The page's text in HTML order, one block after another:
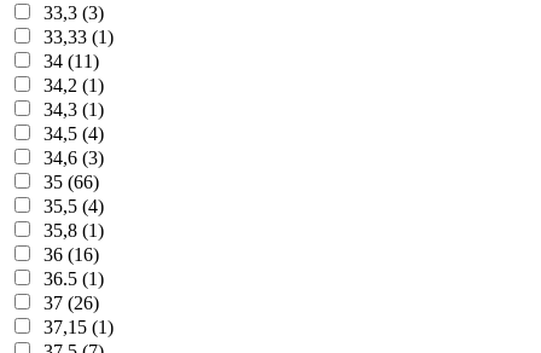
33,3 (3)
33,33 (1)
34 (11)
34,2 (1)
34,3 (1)
34,5 (4)
34,6 (3)
35 (66)
35,5 (4)
35,8 (1)
36 (16)
36.5 (1)
37 (26)
37,15 (1)